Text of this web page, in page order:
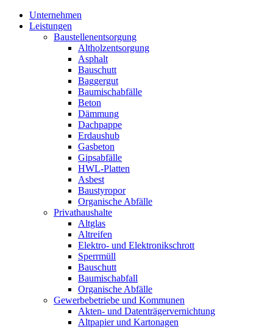
Unternehmen
Leistungen
Baustellenentsorgung
Altholzentsorgung
Asphalt
Bauschutt
Baggergut
Baumischabfälle
Beton
Dämmung
Dachpappe
Erdaushub
Gasbeton
Gipsabfälle
HWL-Platten
Asbest
Baustyropor
Organische Abfälle
Privathaushalte
Altglas
Altreifen
Elektro- und Elektronikschrott
Sperrmüll
Bauschutt
Baumischabfall
Organische Abfälle
Gewerbebetriebe und Kommunen
Akten- und Datenträgervernichtung
Altpapier und Kartonagen